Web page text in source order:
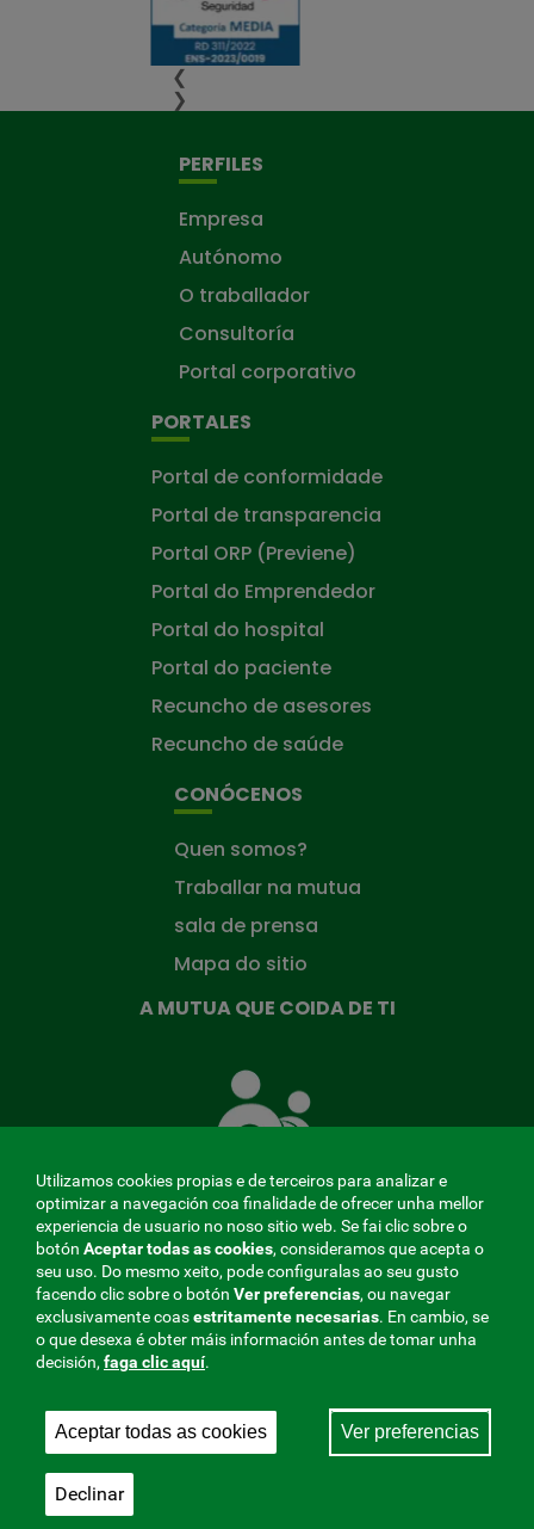
❮
❯
PERFILES
Empresa
Autónomo
O traballador
Consultoría
Portal corporativo
PORTALES
Portal de conformidade
Portal de transparencia
Portal ORP (Previene)
Portal do Emprendedor
Portal do hospital
Portal do paciente
Recuncho de asesores
Recuncho de saúde
CONÓCENOS
Quen somos?
Traballar na mutua
sala de prensa
Mapa do sitio
A MUTUA QUE COIDA DE TI
Mutua
que
MENÚ
REDES
SOCIALES
V20
Aviso legal|Privacidade
Mutua Colaboradora coa Seguridade Social, 275.
Utilizamos cookies propias e de terceiros para analizar e
optimizar a navegación coa finalidade de ofrecer unha mellor
experiencia de usuario no noso sitio web. Se fai clic sobre o
botón Aceptar todas as cookies, consideramos que acepta o
seu uso. Do mesmo xeito, pode configuralas ao seu gusto
facendo clic sobre o botón Ver preferencias, ou navegar
exclusivamente coasestritamentenecesarias. En cambio, se
o que desexa é obter máis información antes de tomar unha
decisión, faga clic aquí.
Aceptar todas as cookies Ver preferencias
Declinar